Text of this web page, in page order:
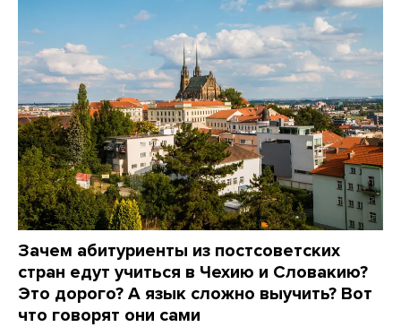
Зачем абитуриенты из постсоветских
стран едут учиться в Чехию и Словакию?
Это дорого? А язык сложно выучить? Вот
что говорят они сами